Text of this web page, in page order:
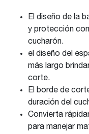
El diseño de la
y protección
cucharón.
el diseño del
más largo
corte.
El borde de
duración del
Convierta
para manejar